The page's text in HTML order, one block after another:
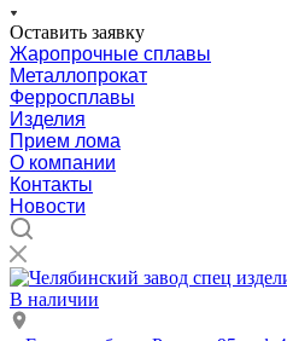
Оставить заявку
Жаропрочные сплавы
Металлопрокат
Ферросплавы
Изделия
Прием лома
О компании
Контакты
Новости
В наличии